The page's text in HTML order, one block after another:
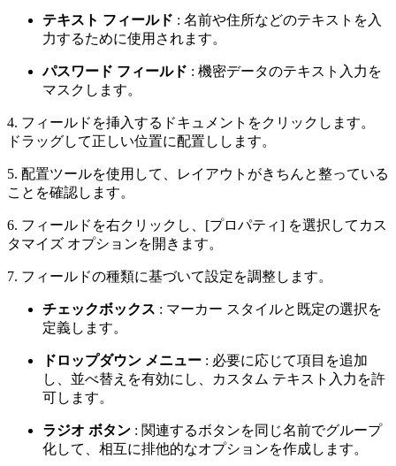
テキスト フィールド : 名前や住所などのテキストを入
力するために使用されます。
パスワード フィールド : 機密データのテキスト入力を
マスクします。
4. フィールドを挿入するドキュメントをクリックします。
ドラッグして正しい位置に配置しします。
5. 配置ツールを使用して、レイアウトがきちんと整っている
ことを確認します。
6. フィールドを右クリックし、[プロパティ] を選択してカス
タマイズ オプションを開きます。
7. フィールドの種類に基づいて設定を調整します。
チェックボックス : マーカー スタイルと既定の選択を
定義します。
ドロップダウン メニュー : 必要に応じて項目を追加
し、並べ替えを有効にし、カスタム テキスト入力を許
可します。
ラジオ ボタン : 関連するボタンを同じ名前でグループ
化して、相互に排他的なオプションを作成します。